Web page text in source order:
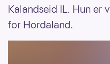
Kalandseid IL. Hun er
for Hordaland.